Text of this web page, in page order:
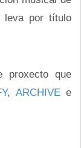
leva por título
proxecto que
, ARCHIVEe